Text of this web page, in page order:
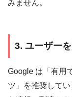
みません。
3. ユーザー
Google は「有用
ツ」を推奨して